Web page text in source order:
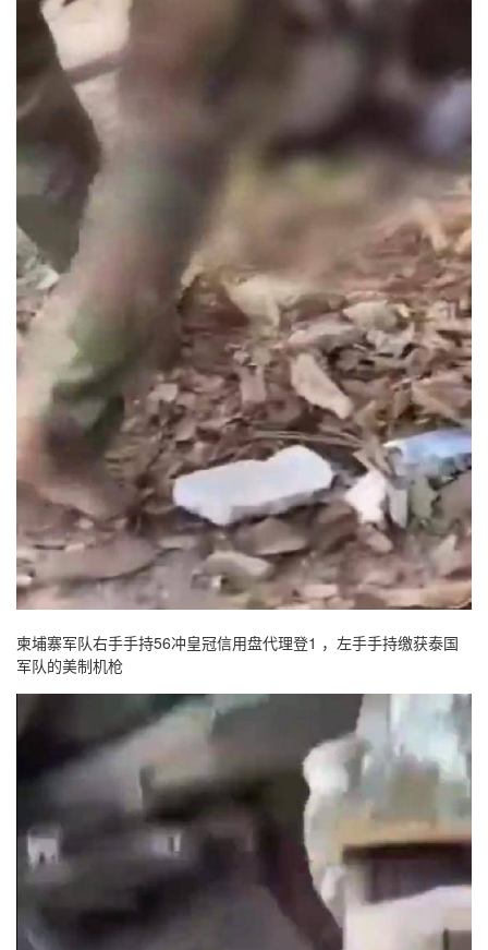
柬埔寨军队右手手持56冲皇冠信用盘代理登1 ，左手手持缴获泰国
军队的美制机枪